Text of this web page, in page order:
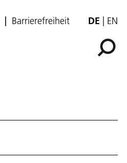
Barrierefreiheit DE EN